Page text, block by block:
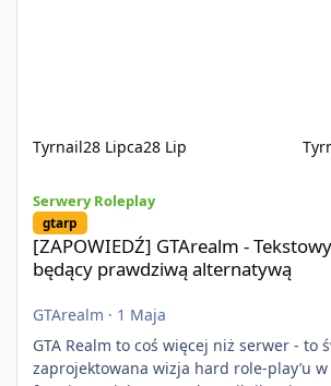
Tyrnail28 Lipca28 Lip
Serwery Roleplay
gtarp
[ZAPOWIEDŹ] GTArealm -
będący prawdziwą alternatywą
GTArealm · 1 Maja
GTA Realm to coś więcej niż serwer - to
zaprojektowana wizja hard role-play’u